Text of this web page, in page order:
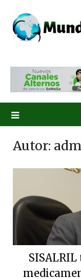
Autor: